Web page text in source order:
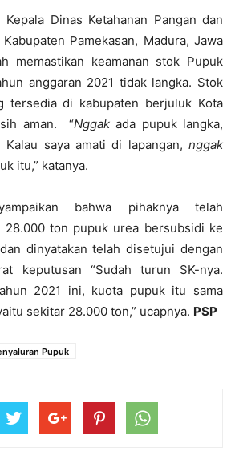
Dinas Ketahanan Pangan dan
Pamekasan, Madura, Jawa
memastikan keamanan stok Pupuk
anggaran 2021 tidak langka. Stok
tersedia di kabupaten berjuluk Kota
aman. “Nggakada pupuk langka,
saya amati di lapangan, nggak
itu,” katanya.
bahwa pihaknya telah
28.000 ton pupuk urea bersubsidi ke
dinyatakan telah disetujui dengan
keputusan “Sudah turun SK-nya.
2021 ini, kuota pupuk itu sama
sekitar 28.000 ton,” ucapnya. PSP
Pupuk